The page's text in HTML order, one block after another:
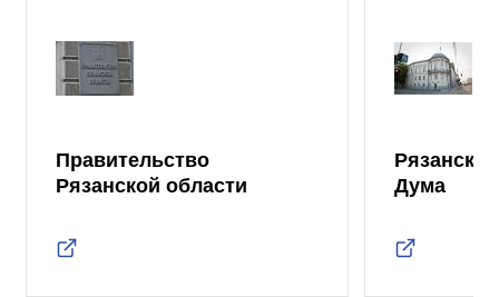
Правительство
Рязанской области
Дума